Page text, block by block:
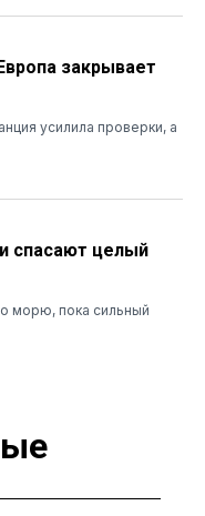
закрывает
усилила проверки, а
спасают целый
морю, пока сильный